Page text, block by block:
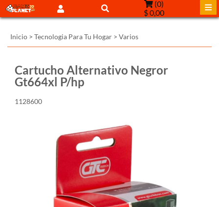
(0)
$ 0,00
Inicio > Tecnologia Para Tu Hogar > Varios
Cartucho Alternativo Negror
Gt664xl P/hp
1128600